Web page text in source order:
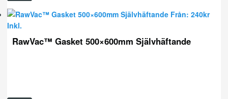
Från: 240kr
Inkl.
RawVac™ Gasket 500×600mm Självhäftande